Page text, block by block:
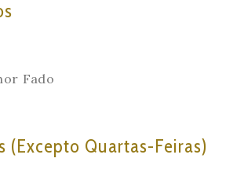
Fado
(Excepto Quartas-Feiras)